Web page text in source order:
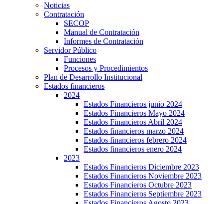
Noticias
Contratación
SECOP
Manual de Contratación
Informes de Contratación
Servidor Público
Funciones
Procesos y Procedimientos
Plan de Desarrollo Institucional
Estados financieros
2024
Estados Financieros junio 2024
Estados Financieros Mayo 2024
Estados Financieros Abril 2024
Estados financieros marzo 2024
Estados financieros febrero 2024
Estados financieros enero 2024
2023
Estados Financieros Diciembre 2023
Estados Financieros Noviembre 2023
Estados Financieros Octubre 2023
Estados Financieros Septiembre 2023